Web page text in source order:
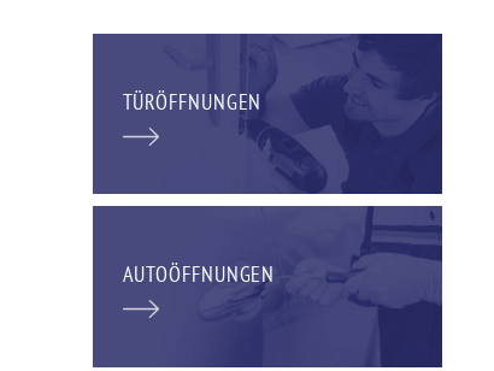
TÜRÖFFNUNGEN
AUTOÖFFNUNGEN